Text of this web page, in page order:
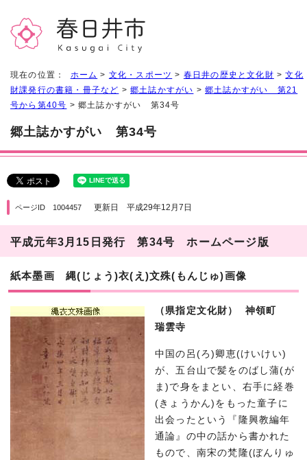
現在の位置： ホーム > 文化・スポーツ > 春日井の歴史と文化財 >文化
財課発行の書籍・冊子など >郷土誌かすがい >郷土誌かすがい 第21
号から第40号 > 郷土誌かすがい 第34号
郷土誌かすがい 第34号
ページID 1004457 更新日 平成29年12月7日
平成元年3月15日発行 第34号 ホームページ版
紙本墨画 縄(じょう)衣(え)文殊(もんじゅ)画像
（県指定文化財） 神領町
瑞雲寺
中国の呂(ろ)卿恵(けいけい)
が、五台山で髪をのばし蒲(が
ま)で身をまとい、右手に経巻
(きょうかん)をもった童子に
出会ったという『隆興教編年
通論』の中の話から書かれた
もので、南宋の梵隆(ぼんりゅ